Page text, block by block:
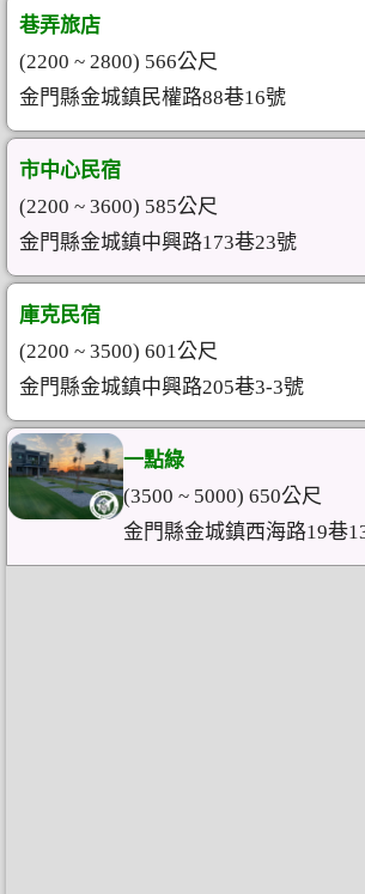
巷弄旅店
(2200 ~ 2800) 566公尺
金門縣金城鎮民權路88巷16號
市中心民宿
(2200 ~ 3600) 585公尺
金門縣金城鎮中興路173巷23號
庫克民宿
(2200 ~ 3500) 601公尺
金門縣金城鎮中興路205巷3-3號
一點綠
(3500 ~ 5000) 650公尺
金門縣金城鎮西海路19巷